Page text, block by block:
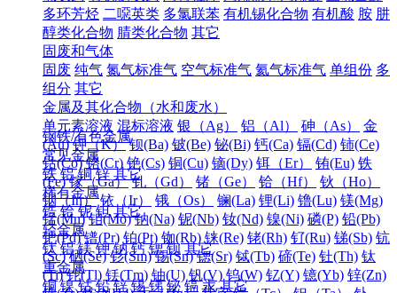
多环芳烃 二噁英类 多氯联苯 有机锡化合物 有机酸 胺 肼
醇类化合物 腈类化合物 其它
固废和气体
固废 纯气 氮气标准气 空气标准气 氦气标准气 单组份 多
组分 其它
金属及其化合物（水和废水）
单元素溶液 混标溶液 银（Ag） 铝（Al） 砷（As）
金
(Au) 钾（K） 钡(Ba) 铍(Be) 铋(Bi) 钙(Ca) 镉(Cd) 铈(Ce)
钴(Co) 铬(Cr) 铯(Cs) 铜(Cu) 镝(Dy) 铒（Er） 铕(Eu) 铁
(Fe) 镓（Ga） 钆（Gd） 锗（Ge） 铪（Hf）
钬（Ho）
铟（In） 铱（Ir） 锇（Os） 镧(La) 锂(Li) 镥(Lu) 镁(Mg)
锰(Mn) 钼(Mo) 钠(Na) 铌(Nb) 钕(Nd) 镍(Ni) 磷(P) 铅(Pb)
钯(Pd) 镨(Pr) 铂(Pt) 铷(Rb) 铼(Re) 铑(Rh) 钌(Ru) 锑(Sb) 钪
(Sc) 硒(Se) 钐(Sm) 锡(Sn) 锶(Sr) 铽(Tb) 碲(Te) 钍(Th) 钛
(Ti) 铊(Tl) 铥(Tm) 铀(U) 钒(V) 钨(W) 钇(Y) 镱(Yb) 锌(Zn)
钢铁/有色金属
常见金属
铁 铝 铜 锌 其它
稀有金属
锆 铪 铌 钽 其它
轻金属
钛 铝 镁 钾 钠 钙 锶 钡 其它
重金属
铜 镍 钴 铅 锌 锡 锑 铋 镉 汞 其它